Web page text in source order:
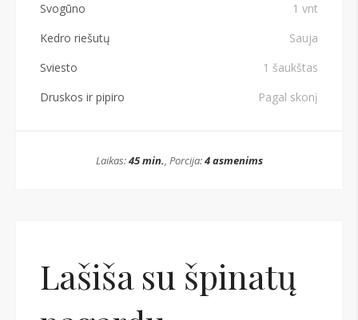
Svogūno
1 vnt
Kedro riešutų
Sauja
Sviesto
1 šaukštas
Druskos ir pipiro
Pagal skonį
Laikas:45 min., Porcija:4 asmenims
Lašiša su špinatų